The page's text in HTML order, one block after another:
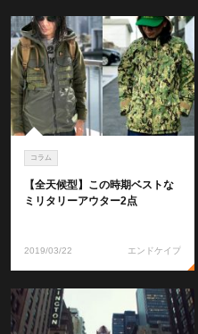
コラム
【全天候型】この時期ベストな
ミリタリーアウター2点
2019/03/22 エンドケイプ